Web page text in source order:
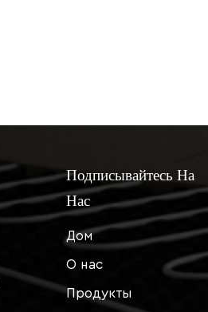
Подписывайтесь На
Нас
Дом
О нас
Продукты